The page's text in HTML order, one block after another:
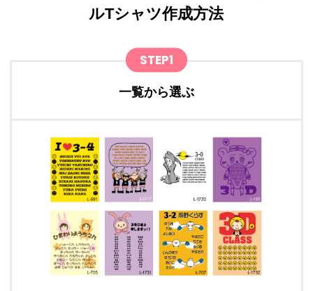
ルTシャツ作成方法
STEP1
一覧から選ぶ